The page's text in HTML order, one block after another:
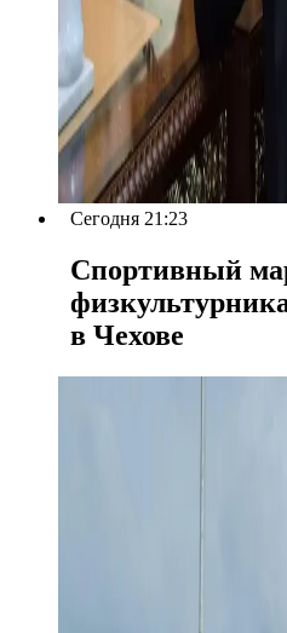
Сегодня 21:23
Спортивный
в Чехове